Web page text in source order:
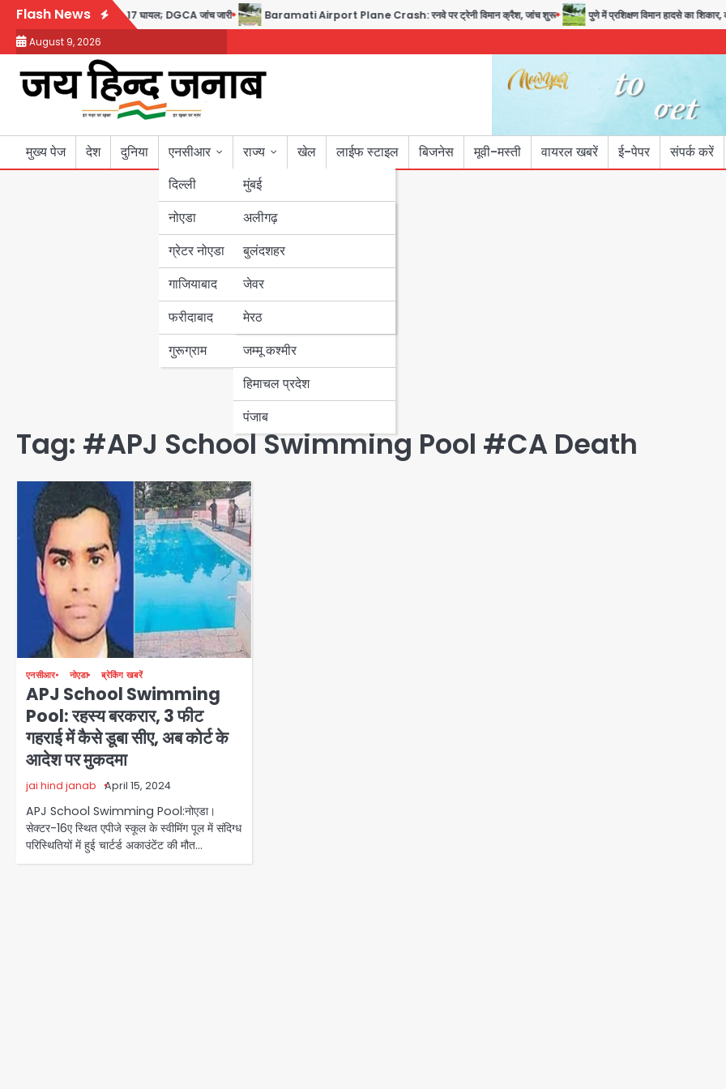
Skip
content
Flash News
का डोप टेस्ट पॉजिटिव, 17 घायल; DGCA जांच जारी Baramati Airport Plane Crash: रनवे पर ट्रेनी विमान क्रैश, जांच शुरू पुणे में प्रशिक्षण विमान हादसे का शिकार,
August 9, 2026
मुख्य पेज देश दुनिया
एनसीआर
दिल्ली
नोएडा
ग्रेटर नोएडा
गाजियाबाद
फरीदाबाद
गुरूग्राम
राज्य
मुंबई
उत्तर प्रदेश
अलीगढ़
बुलंदशहर
जेवर
मेरठ
बिहार
पंजाब
हरियाणा
जम्मू कश्मीर
हिमाचल प्रदेश
पंजाब
खेल लाईफ स्टाइल बिजनेस मूवी-मस्ती वायरल खबरें ई-पेपर संपर्क करें
Tag: #APJ School Swimming Pool #CA Death
एनसीआर नोएडा ब्रेकिंग खबरें
APJ School Swimming
Pool: रहस्य बरकरार, 3 फीट
गहराई में कैसे डूबा सीए, अब कोर्ट के
आदेश पर मुकदमा
jai hind janab April 15, 2024
APJ School Swimming Pool:नोएडा।
सेक्टर-16ए स्थित एपीजे स्कूल के स्वीमिंग पूल में संदिग्ध
परिस्थितियों में हुई चार्टर्ड अकाउंटेंट की मौत…